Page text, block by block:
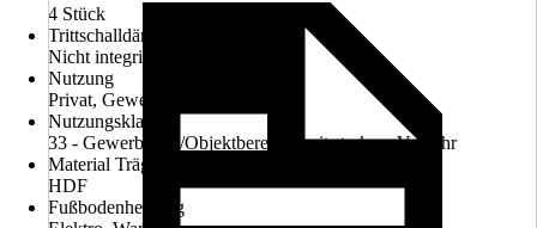
4 Stück
Trittschalldämmung
Nicht integriert
Nutzung
Privat, Gewerblich
Nutzungsklasse
33 - Gewerbliche/Objektbereiche mit starkem Verkehr
Material Trägerplatte
HDF
Fußbodenheizung